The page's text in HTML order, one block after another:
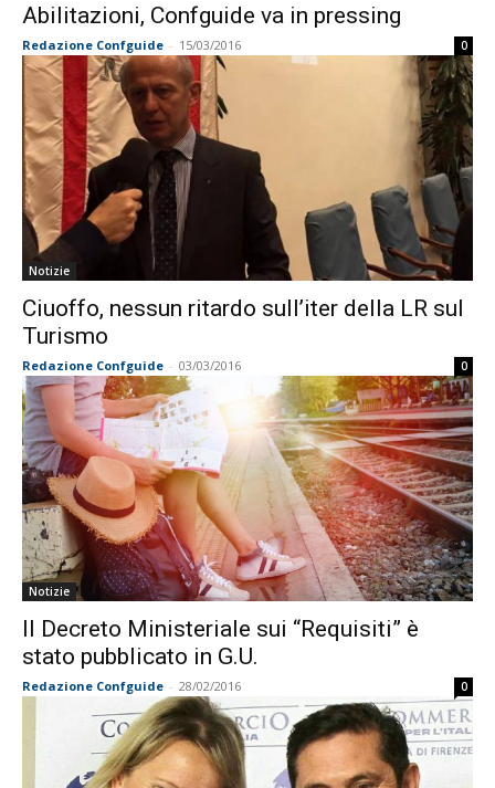
Abilitazioni, Confguide va in pressing
Redazione Confguide - 15/03/2016 0
Notizie
Ciuoffo, nessun ritardo sull’iter della LR sul
Turismo
Redazione Confguide - 03/03/2016 0
Notizie
Il Decreto Ministeriale sui “Requisiti” è
stato pubblicato in G.U.
Redazione Confguide - 28/02/2016 0